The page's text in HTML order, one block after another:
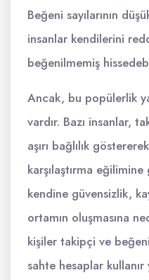
Beğeni sayılarının
insanlar kendilerini
beğenilmemiş
Ancak, bu popülerlik
vardır. Bazı insanlar,
aşırı bağlılık
karşılaştırma
kendine güvensizlik,
ortamın oluşmasına
kişiler takipçi ve beğeni
sahte hesaplar kullanır